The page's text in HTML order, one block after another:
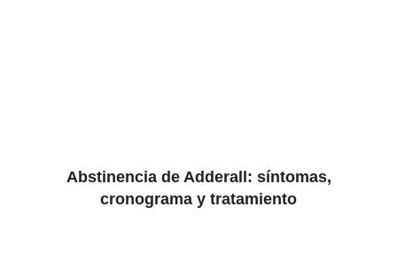
Abstinencia de Adderall: síntomas,
cronograma y tratamiento